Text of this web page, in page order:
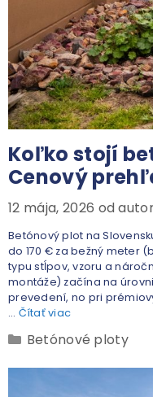
Koľko stojí
Cenový
12 mája, 2026 od
Betónový plot na
do 170 € za bežný meter
typu stĺpov, vzoru a
montáže) začína na
prevedení, no pri
… Čítať viac
Betónové ploty